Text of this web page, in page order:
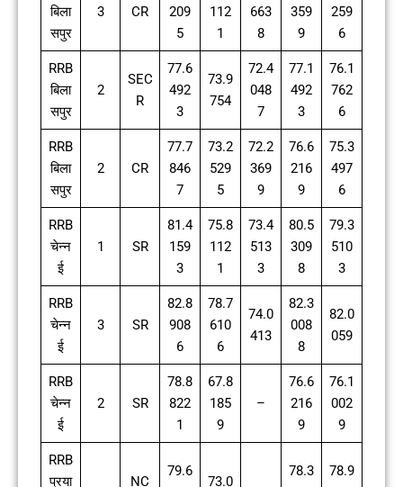
बिला
सपुर
3 CR
209
5
112
1
663
8
359
9
259
6
RRB
बिला
सपुर
2
SEC
R
77.6
492
3
73.9
754
72.4
048
7
77.1
492
3
76.1
762
6
RRB
बिला
सपुर
2 CR
77.7
846
7
73.2
529
5
72.2
369
9
76.6
216
9
75.3
497
6
RRB
चेन्न
ई
1 SR
81.4
159
3
75.8
112
1
73.4
513
3
80.5
309
8
79.3
510
3
RRB
चेन्न
ई
3 SR
82.8
908
6
78.7
610
6
74.0
413
82.3
008
8
82.0
059
RRB
चेन्न
ई
2 SR
78.8
822
1
67.8
185
9
–
76.6
216
9
76.1
002
9
RRB
प्रया
NC
79.6
73.0
78.3
78.9